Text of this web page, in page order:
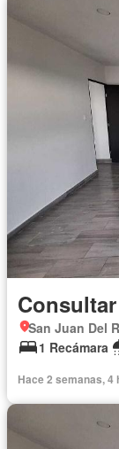
San Juan Del
1 Recámara
Hace 2 semanas,